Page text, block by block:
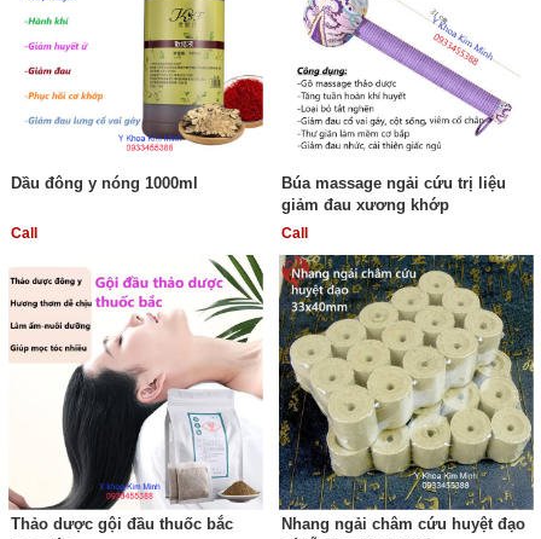
Dầu đông y nóng 1000ml
Call
Búa massage ngải cứu trị liệu
giảm đau xương khớp
Call
Thảo dược gội đầu thuốc bắc
Nhang ngải châm cứu huyệt đạo